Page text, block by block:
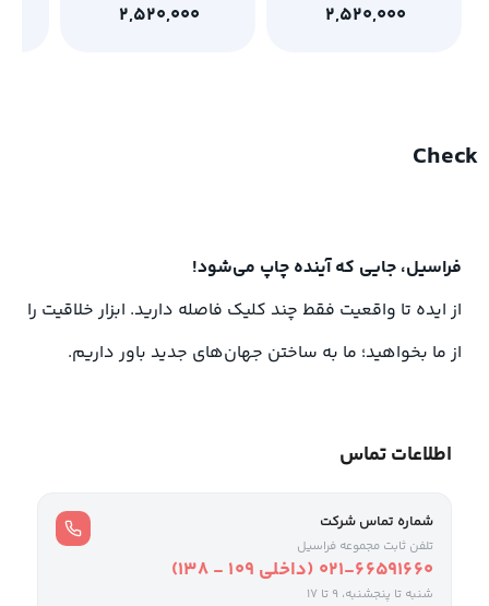
2,520,000
2,520,000
Check
فراسیل، جایی که آینده چاپ می‌شود!
از ایده تا واقعیت فقط چند کلیک فاصله دارید. ابزار خلاقیت را
از ما بخواهید؛ ما به ساختن جهان‌های جدید باور داریم.
اطلاعات تماس
شماره تماس شرکت
تلفن ثابت مجموعه فراسیل
021-66591660 (داخلی ۱۰۹ - ۱۳۸)
شنبه تا پنجشنبه، 9 تا ۱۷